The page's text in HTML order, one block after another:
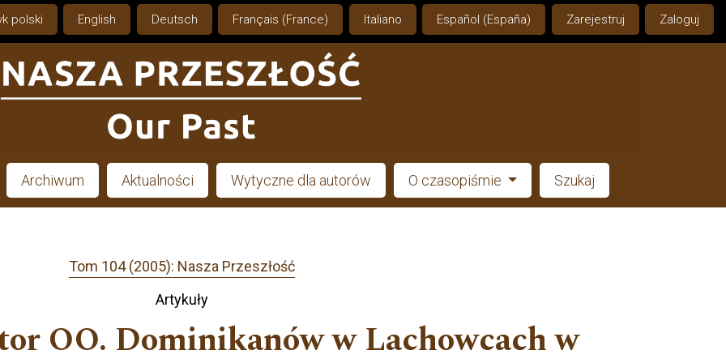
polski English Deutsch Français (France) Italiano Español (España) Zarejestruj Zaloguj
Archiwum Aktualności Wytyczne dla autorów O czasopiśmie Szukaj
Tom 104 (2005): Nasza Przeszłość
Artykuły
OO. Dominikanów w Lachowcach w